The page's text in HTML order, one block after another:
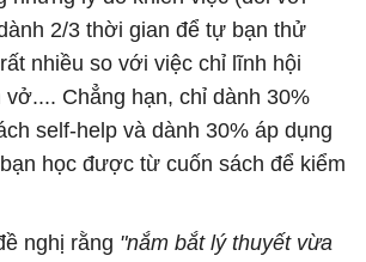
2/3 thời gian để tự bạn thử
nhiều so với việc chỉ lĩnh hội
vở.... Chẳng hạn, chỉ dành 30%
self-help và dành 30% áp dụng
học được từ cuốn sách để kiểm
nghị rằng "nắm bắt lý thuyết vừa